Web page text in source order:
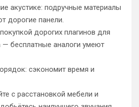
акустике: подручные материалы
дорогие панели.
дорогих плагинов для
— бесплатные аналоги умеют
сэкономит время и
с расстановкой мебели и